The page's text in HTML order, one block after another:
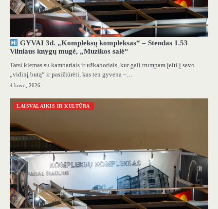
GYVAI 3d. „Kompleksų kompleksas“ – Stendas 1.53
Vilniaus knygų mugė, „Muzikos salė“
Tarsi kiemas su kambariais ir užkaboriais, kur gali trumpam įeiti į savo
„vidinį butą“ ir pasižiūrėti, kas ten gyvena –…
4 kovo, 2026
LAISVALAIKIS IR KULTŪRA